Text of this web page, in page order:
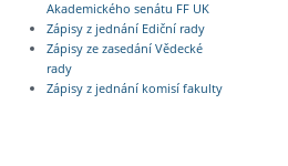
Akademického senátu FF UK
Zápisy z jednání Ediční rady
Zápisy ze zasedání Vědecké
rady
Zápisy z jednání komisí fakulty